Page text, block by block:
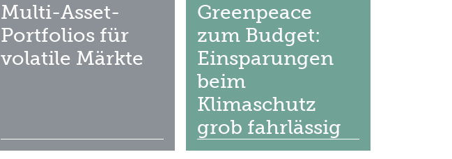
Multi-Asset-
Portfolios für
volatile Märkte
Greenpeace
zum Budget:
Einsparungen
beim
Klimaschutz
grob fahrlässig